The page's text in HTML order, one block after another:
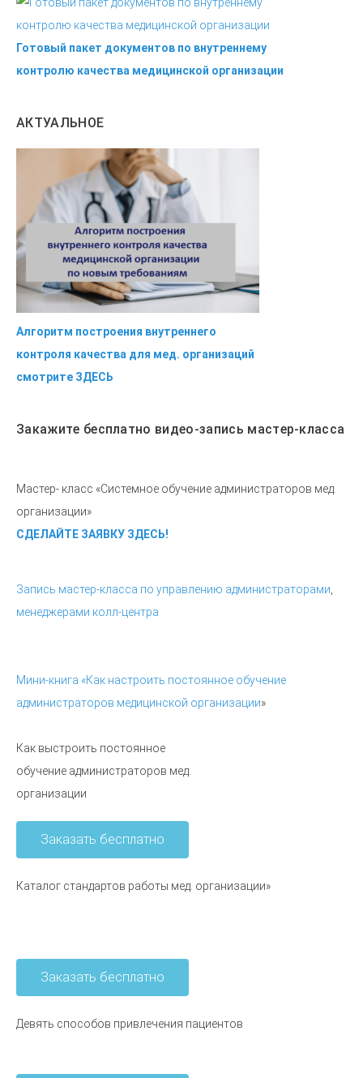
Готовый пакет документов по внутреннему
контролю качества медицинской организации
АКТУАЛЬНОЕ
Алгоритм построения внутреннего
контроля качества для мед. организаций
смотрите ЗДЕСЬ
Закажите бесплатно видео-запись мастер-класса
Мастер- класс «Системное обучение администраторов мед.
организации»
СДЕЛАЙТЕ ЗАЯВКУ ЗДЕСЬ!
Запись мастер-класса по управлению администраторами,
менеджерами колл-центра
Мини-книга «Как настроить постоянное обучение
администраторов медицинской организации»
Как выстроить постоянное
обучение администраторов мед.
организации
Заказать бесплатно
Каталог стандартов работы мед. организации»
Заказать бесплатно
Девять способов привлечения пациентов